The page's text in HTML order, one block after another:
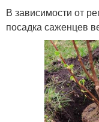
В зависимости от
посадка саженцев